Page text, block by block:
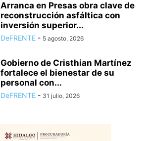
Arranca en Presas obra clave de
reconstrucción asfáltica con
inversión superior...
DeFRENTE - 5 agosto, 2026
Gobierno de Cristhian Martínez
fortalece el bienestar de su
personal con...
DeFRENTE - 31 julio, 2026